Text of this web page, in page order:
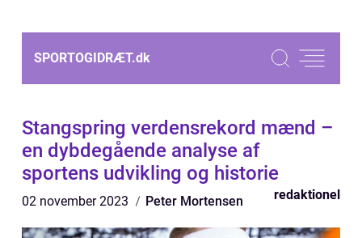
SPORTOGIDRÆT.dk
Stangspring verdensrekord mænd –
en dybdegående analyse af
sportens udvikling og historie
02 november 2023 Peter Mortensen redaktionel